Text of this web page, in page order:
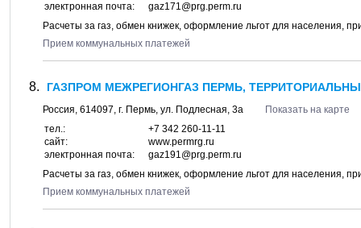
электронная почта:
gaz171@prg.perm.ru
Расчеты за газ, обмен книжек, оформление льгот для населения,
Прием коммунальных платежей
ГАЗПРОМ МЕЖРЕГИОНГАЗ ПЕРМЬ,
Россия, 614097, г. Пермь, ул. Подлесная, 3а
Показать на карте
тел.:
+7 342 260-11-11
сайт:
www.permrg.ru
электронная почта:
gaz191@prg.perm.ru
Расчеты за газ, обмен книжек, оформление льгот для населения,
Прием коммунальных платежей